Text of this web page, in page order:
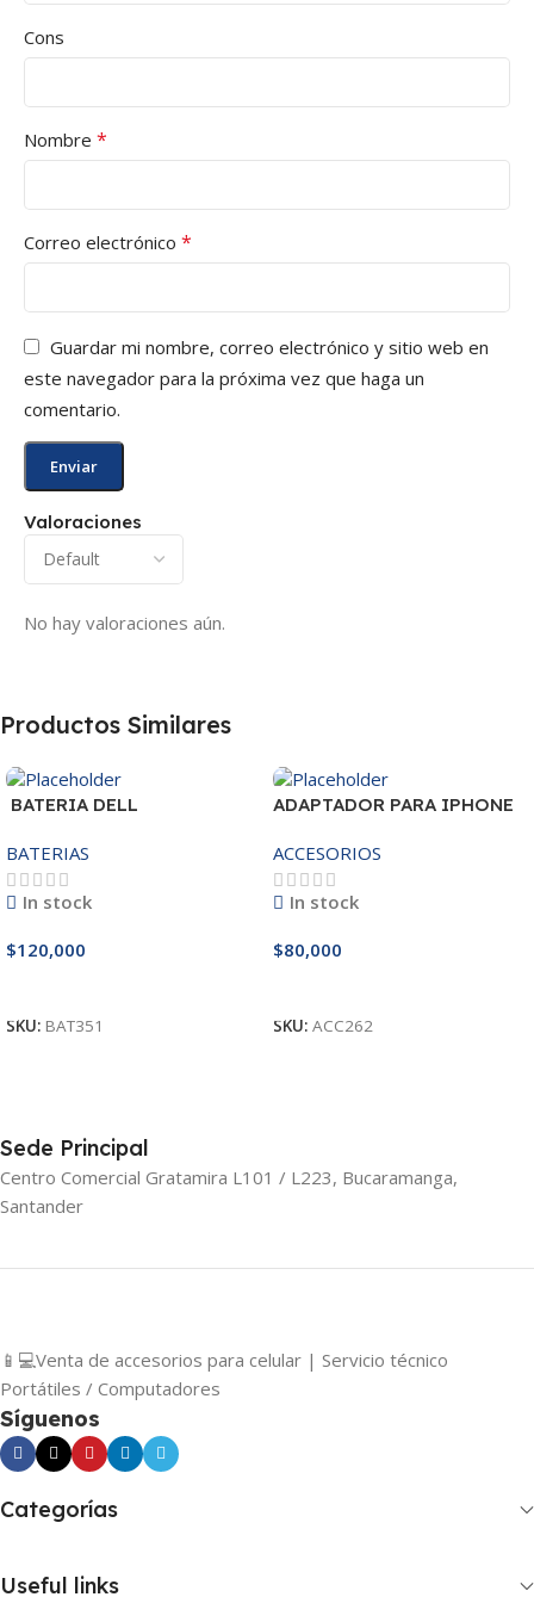
Valoraciones
No hay valoraciones aún.
Cons
Nombre *
Correo electrónico *
Guardar mi nombre, correo electrónico y sitio web en
este navegador para la próxima vez que haga un
comentario.
Productos Similares
BATERIA DELL
3521/5421/3425 14.8V
BATERIAS
In stock
$120,000
SKU: BAT351
ADAPTADOR PARA IPHONE
ACCESORIOS
In stock
$80,000
SKU: ACC262
Sede Principal
Centro Comercial Gratamira L101 / L223, Bucaramanga,
Santander
📱💻Venta de accesorios para celular | Servicio técnico
Portátiles / Computadores
Síguenos
Categorías
Useful links